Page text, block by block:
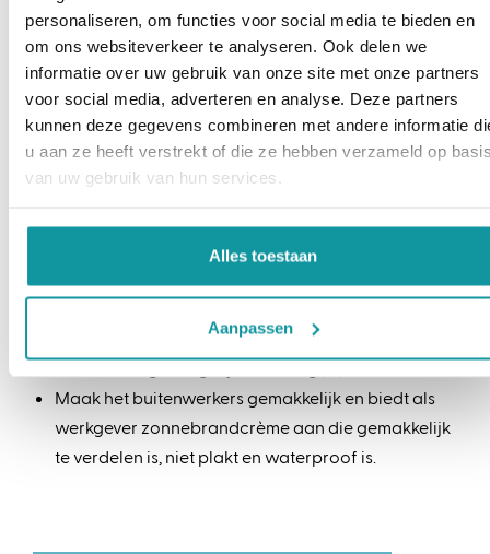
personaliseren, om functies voor social media te bieden en
om ons websiteverkeer te analyseren. Ook delen we
informatie over uw gebruik van onze site met onze partners
voor social media, adverteren en analyse. Deze partners
kunnen deze gegevens combineren met andere informatie
u aan ze heeft verstrekt of die ze hebben verzameld op
van uw gebruik van hun services.
Alles toestaan
Aanpassen
in Europa ook niet meer geclaimd worden, omdat
de mate van bescherming afhankelijk is van je huid
en bezigheden [6].
Gebruik een zonnebrandcrème die beschermt
tegen zowel UVA als UVB [7].
Bescherm de huid met SPF50+.
Huidkanker komt het meeste voor op het hoofd en
meeste in aanraking komen met de zon [
van die bij heldere hemel. Je huid heeft dus ook
bescherming nodig bij bewolking [9].
Maak het buitenwerkers gemakkelijk en biedt als
werkgever zonnebrandcrème aan die gemakkelijk
te verdelen is, niet plakt en waterproof is.